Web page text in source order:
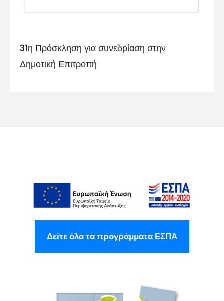
31η Πρόσκληση για συνεδρίαση στην
Δημοτική Επιτροπή
Δείτε όλα τα προγράμματα ΕΣΠΑ